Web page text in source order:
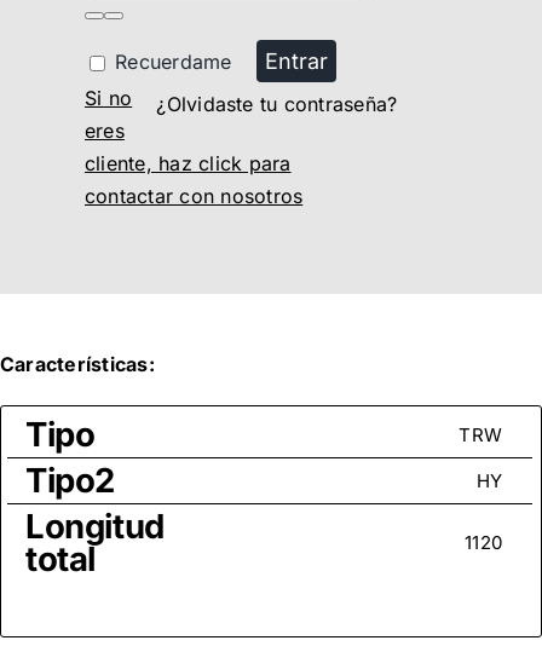
Recuerdame Entrar
¿Olvidaste tu contraseña?
Si no
eres
cliente, haz click para
contactar con nosotros
Características:
Tipo TRW
Tipo2 HY
Longitud
total 1120